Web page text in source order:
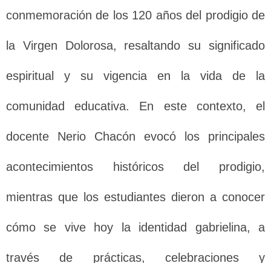
conmemoración de los 120 años del prodigio de
la Virgen Dolorosa, resaltando su significado
espiritual y su vigencia en la vida de la
comunidad educativa. En este contexto, el
docente Nerio Chacón evocó los principales
acontecimientos históricos del prodigio,
mientras que los estudiantes dieron a conocer
cómo se vive hoy la identidad gabrielina, a
través de prácticas, celebraciones y